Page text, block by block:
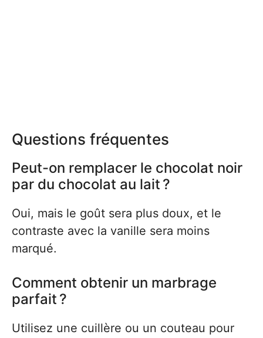
Questions fréquentes
Peut-on remplacer le chocolat noir
par du chocolat au lait ?
Oui, mais le goût sera plus doux, et le
contraste avec la vanille sera moins
marqué.
Comment obtenir un marbrage
parfait ?
Utilisez une cuillère ou un couteau pour